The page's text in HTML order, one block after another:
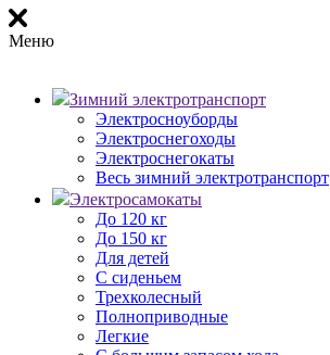
Меню
Зимний электротранспорт
Электросноуборды
Электроснегоходы
Электроснегокаты
Весь зимний электротранспорт
Электросамокаты
До 120 кг
До 150 кг
Для детей
С сиденьем
Трехколесный
Полноприводные
Легкие